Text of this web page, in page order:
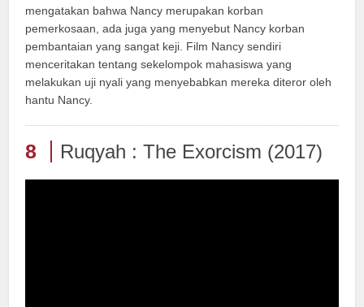
mengatakan bahwa Nancy merupakan korban
pemerkosaan, ada juga yang menyebut Nancy korban
pembantaian yang sangat keji. Film Nancy sendiri
menceritakan tentang sekelompok mahasiswa yang
melakukan uji nyali yang menyebabkan mereka diteror oleh
hantu Nancy.
8 Ruqyah : The Exorcism (2017)